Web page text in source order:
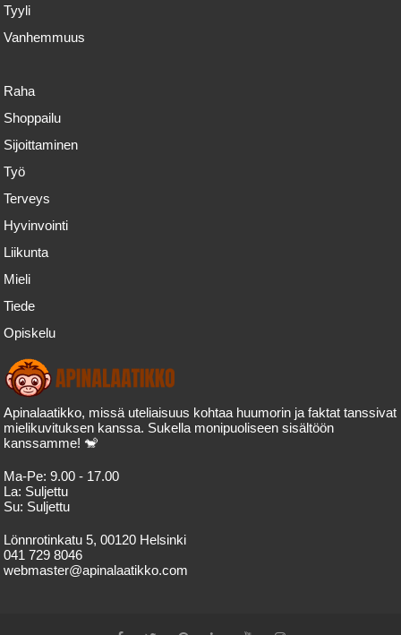
Tyyli
Vanhemmuus
Raha
Shoppailu
Sijoittaminen
Työ
Terveys
Hyvinvointi
Liikunta
Mieli
Tiede
Opiskelu
Apinalaatikko, missä uteliaisuus kohtaa huumorin ja faktat tanssivat
mielikuvituksen kanssa. Sukella monipuoliseen sisältöön
kanssamme! 🐒
Ma-Pe:9.00 - 17.00
La: Suljettu
Su: Suljettu
Lönnrotinkatu 5, 00120 Helsinki
041 729 8046
webmaster@apinalaatikko.com